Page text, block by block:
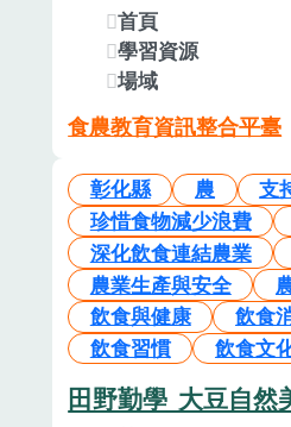
首頁
學習資源
場域
食農教育資訊整合平臺
彰化縣 農
支
珍惜食物減少浪費
深化飲食連結農業
農業生產與安全
飲食與健康
飲食
飲食習慣
飲食文
田野勤學_大豆自然